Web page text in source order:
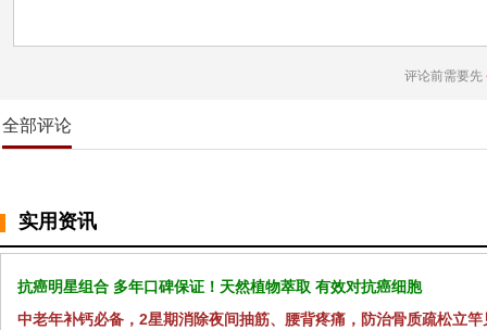
评论前需要先
全部评论
实用资讯
抗癌明星组合 多年口碑保证！天然植物萃取 有效对抗癌细胞
中老年补钙必备，2星期消除夜间抽筋、腰背疼痛，防治骨质疏松立竿